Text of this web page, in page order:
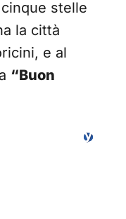
stelle
la città
e al
“Buon